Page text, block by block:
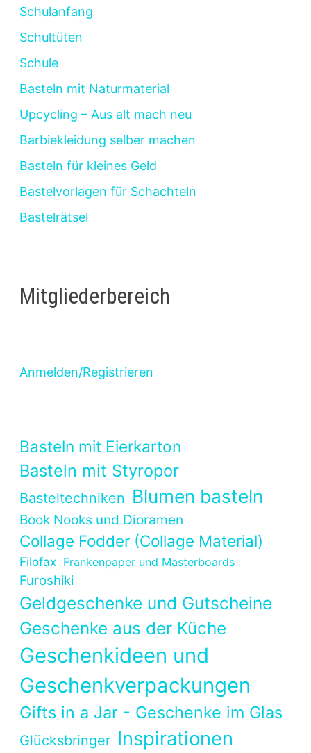
Schulanfang
Schultüten
Schule
Basteln mit Naturmaterial
Upcycling – Aus alt mach neu
Barbiekleidung selber machen
Basteln für kleines Geld
Bastelvorlagen für Schachteln
Bastelrätsel
Mitgliederbereich
Anmelden/Registrieren
Basteln mit Eierkarton
Basteln mit Styropor
Basteltechniken Blumen basteln
Book Nooks und Dioramen
Collage Fodder (Collage Material)
Filofax Frankenpaper und Masterboards
Furoshiki
Geldgeschenke und Gutscheine
Geschenke aus der Küche
Geschenkideen und
Geschenkverpackungen
Gifts in a Jar - Geschenke im Glas
Glücksbringer Inspirationen